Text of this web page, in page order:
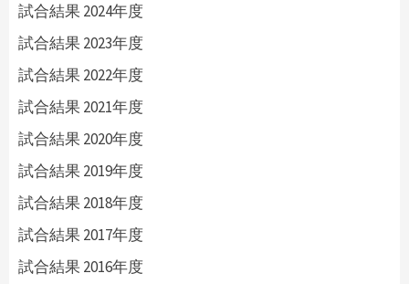
試合結果 2024年度
試合結果 2023年度
試合結果 2022年度
試合結果 2021年度
試合結果 2020年度
試合結果 2019年度
試合結果 2018年度
試合結果 2017年度
試合結果 2016年度